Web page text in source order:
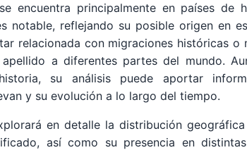
encuentra principalmente en países de
notable, reflejando su posible origen en
relacionada con migraciones históricas o
a diferentes partes del mundo.
su análisis puede aportar
y su evolución a lo largo del tiempo.
en detalle la distribución
así como su presencia en